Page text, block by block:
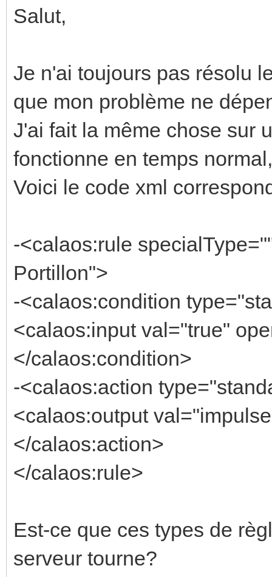
Salut,
Je n'ai toujours pas résolu
que mon problème ne
J'ai fait la même chose sur
fonctionne en temps
Voici le code xml
-<calaos:rule
Portillon">
-<calaos:condition
<calaos:input val="true"
</calaos:condition>
-<calaos:action
<calaos:output
</calaos:action>
</calaos:rule>
Est-ce que ces types de
serveur tourne?